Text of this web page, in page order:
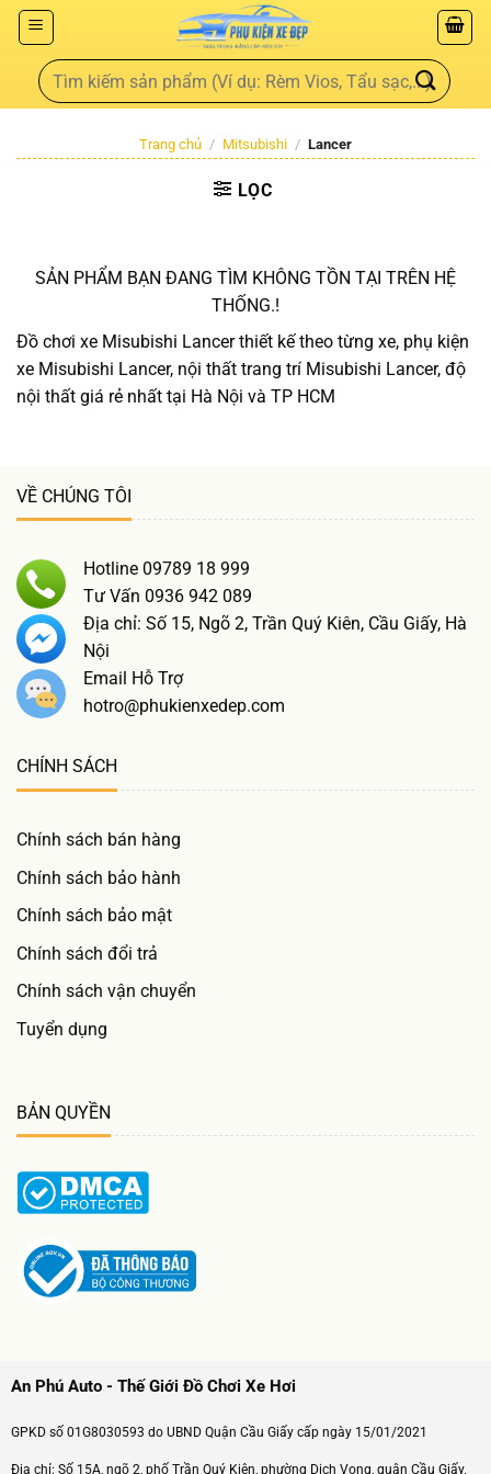
Trang chủ / Mitsubishi / Lancer
LỌC
SẢN PHẨM BẠN ĐANG TÌM KHÔNG TỒN TẠI TRÊN HỆ
THỐNG.!
Đồ chơi xe Misubishi Lancer thiết kế theo từng xe, phụ kiện
xe Misubishi Lancer, nội thất trang trí Misubishi Lancer, độ
nội thất giá rẻ nhất tại Hà Nội và TP HCM
VỀ CHÚNG TÔI
Hotline 09789 18 999
Tư Vấn 0936 942 089
Địa chỉ: Số 15, Ngõ 2, Trần Quý Kiên, Cầu Giấy, Hà
Nội
Email Hỗ Trợ
hotro@phukienxedep.com
CHÍNH SÁCH
Chính sách bán hàng
Chính sách bảo hành
Chính sách bảo mật
Chính sách đổi trả
Chính sách vận chuyển
Tuyển dụng
BẢN QUYỀN
An Phú Auto - Thế Giới Đồ Chơi Xe Hơi
GPKD số 01G8030593 do UBND Quận Cầu Giấy cấp ngày 15/01/2021
Địa chỉ: Số 15A, ngõ 2, phố Trần Quý Kiên, phường Dịch Vọng, quận Cầu Giấy,